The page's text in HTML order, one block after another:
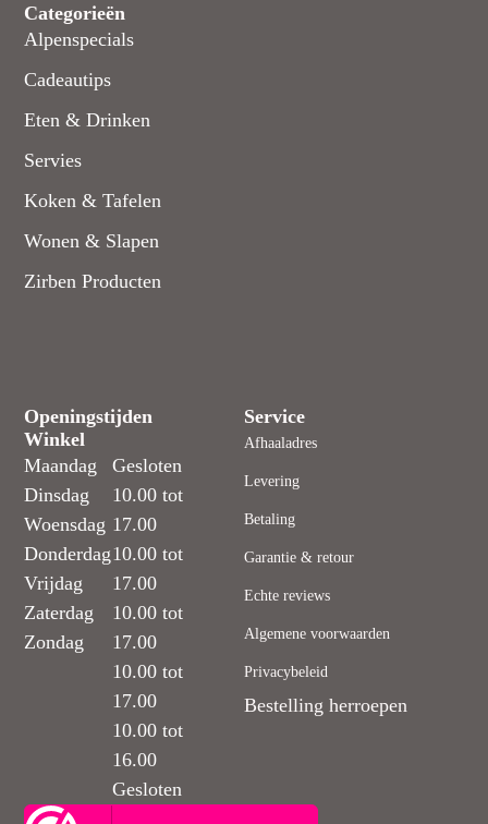
Categorieën
Alpenspecials
Cadeautips
Eten & Drinken
Servies
Koken & Tafelen
Wonen & Slapen
Zirben Producten
Openingstijden
Winkel
Maandag
Dinsdag
Woensdag
Donderdag
Vrijdag
Zaterdag
Zondag
Gesloten
10.00 tot
17.00
10.00 tot
17.00
10.00 tot
17.00
10.00 tot
17.00
10.00 tot
16.00
Gesloten
Service
Afhaaladres
Levering
Betaling
Garantie & retour
Echte reviews
Algemene voorwaarden
Privacybeleid
Bestelling herroepen